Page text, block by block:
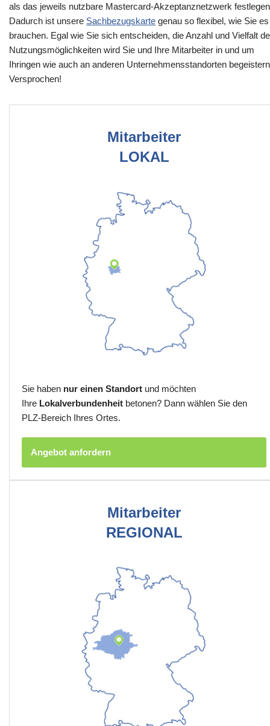
als das jeweils nutzbare Mastercard-Akzeptanznetzwerk
Dadurch ist unsere Sachbezugskarte genau so flexibel, wie Sie es
brauchen. Egal wie Sie sich entscheiden, die Anzahl und Vielfalt
Nutzungsmöglichkeiten wird Sie und Ihre Mitarbeiter in und um
Ihringen wie auch an anderen Unternehmensstandorten
Versprochen!
Mitarbeiter
LOKAL
Sie haben nur einen Standort und möchten
Ihre Lokalverbundenheit betonen? Dann wählen Sie den
PLZ-Bereich Ihres Ortes.
Angebot anfordern
Mitarbeiter
REGIONAL